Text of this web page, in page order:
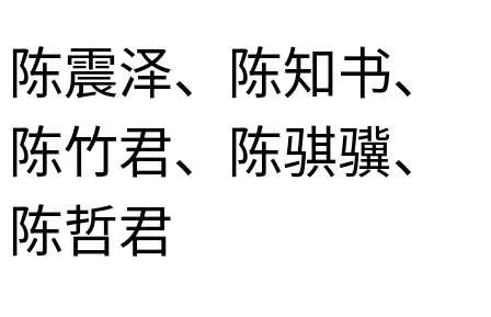
陈震泽、陈知书、
陈竹君、陈骐骥、
陈哲君